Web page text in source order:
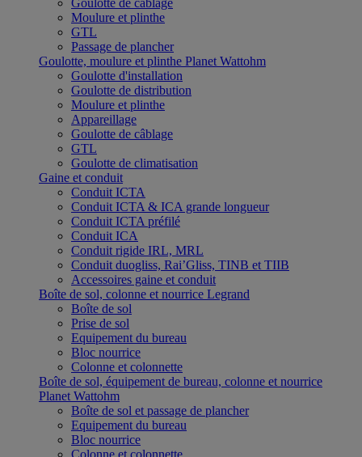
Goulotte de câblage
Moulure et plinthe
GTL
Passage de plancher
Goulotte, moulure et plinthe Planet Wattohm
Goulotte d'installation
Goulotte de distribution
Moulure et plinthe
Appareillage
Goulotte de câblage
GTL
Goulotte de climatisation
Gaine et conduit
Conduit ICTA
Conduit ICTA & ICA grande longueur
Conduit ICTA préfilé
Conduit ICA
Conduit rigide IRL, MRL
Conduit duogliss, Rai’Gliss, TINB et TIIB
Accessoires gaine et conduit
Boîte de sol, colonne et nourrice Legrand
Boîte de sol
Prise de sol
Equipement du bureau
Bloc nourrice
Colonne et colonnette
Boîte de sol, équipement de bureau, colonne et nourrice
Planet Wattohm
Boîte de sol et passage de plancher
Equipement du bureau
Bloc nourrice
Colonne et colonnette